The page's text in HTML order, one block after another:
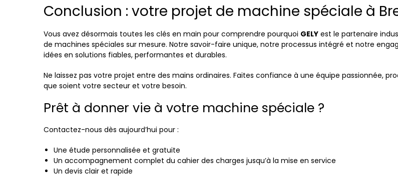
Conclusion : votre projet de machine spéciale à
Vous avez désormais toutes les clés en main pour comprendre pourquoi GELY est le partenaire
de machines spéciales sur mesure. Notre savoir-faire unique, notre processus intégré et notre
idées en solutions fiables, performantes et durables.
Ne laissez pas votre projet entre des mains ordinaires. Faites confiance à une équipe passionnée,
que soient votre secteur et votre besoin.
Prêt à donner vie à votre machine spéciale ?
Contactez-nous dès aujourd’hui pour :
Une étude personnalisée et gratuite
Un accompagnement complet du cahier des charges jusqu’à la mise en service
Un devis clair et rapide